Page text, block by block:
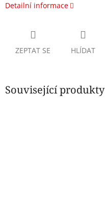
Detailní informace
ZEPTAT SE HLÍDAT
Související produkty